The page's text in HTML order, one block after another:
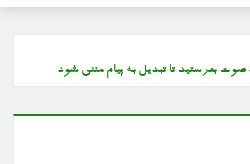
بفرستید تا تبدیل به پیام متنی شود